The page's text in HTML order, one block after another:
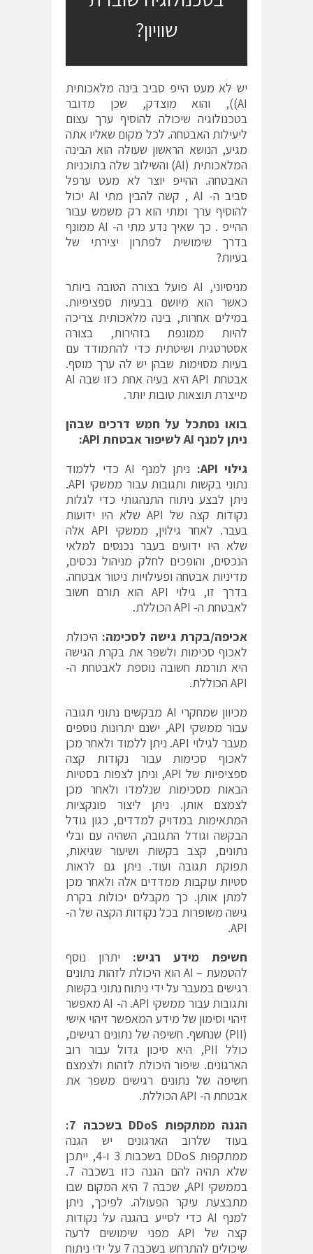
שוויון?
יש לא מעט הייפ סביב בינה מלאכותית
AI)), והוא מוצדק, שכן מדובר
בטכנולוגיה שיכולה להוסיף ערך עצום
ליעילות האבטחה. לכל מקום שאליו אתה
מגיע, הנושא הראשון שעולה הוא הבינה
המלאכותית (AI) והשילוב שלה בתוכניות
האבטחה. ההייפ יוצר לא מעט ערפל
סביב ה- AI , קשה להבין מתי AI יכול
להוסיף ערך ומתי הוא רק משמש עבור
ההייפ . כך שאיך נדע מתי ה- AI ממונף
בדרך שימושית לפתרון יצירתי של
בעיות?
מניסיוני, AI פועל בצורה הטובה ביותר
כאשר הוא מיושם בבעיות ספציפיות.
במילים אחרות, בינה מלאכותית צריכה
להיות ממונפת בזהירות, בצורה
אסטרטגית ושיטתית כדי להתמודד עם
בעיות מסוימות שבהן יש לה ערך מוסף.
אבטחת API היא בעיה אחת כזו שבה AI
מייצרת תוצאות טובות יותר.
בואו נסתכל על חמש דרכים שבהן
ניתן למנף AIלשיפור אבטחת API
:
גילוי API
:
ניתן למנף AI כדי ללמוד
נתוני בקשות ותגובות עבור ממשקי API.
ניתן לבצע ניתוח התנהגותי כדי לגלות
נקודות קצה של API שלא היו ידועות
בעבר. לאחר גילוין, ממשקי API אלה
שלא היו ידועים בעבר נכנסים למלאי
הנכסים, והופכים לחלק מניהול נכסים,
מדיניות אבטחה ופעילויות ניטור אבטחה.
בדרך זו, גילוי API הוא תורם חשוב
לאבטחת ה- API הכוללת.
אכיפה/בקרת גישה לסכימה: היכולת
לאכוף סכימות ולשפר את בקרת הגישה
היא תורמת חשובה נוספת לאבטחת ה-
API הכוללת.
מכיוון שמחקרי AI מבקשים נתוני תגובה
עבור ממשקי API, ישנם יתרונות נוספים
מעבר לגילוי API. ניתן ללמוד ולאחר מכן
לאכוף סכימות עבור נקודות קצה
ספציפיות של API, וניתן לצפות בסטיות
הבאות מסכימות שנלמדו ולאחר מכן
לצמצם אותן. ניתן ליצור פונקציות
המתאימות במדויק למדדים, כגון גודל
הבקשה וגודל התגובה, השהיה עם ובלי
נתונים, קצב בקשות ושיעור שגיאות,
תפוקת תגובה ועוד. ניתן גם לראות
סטיות עוקבות ממדדים אלה ולאחר מכן
למתן אותן. כך מקבלים יכולות בקרת
גישה משופרות בכל נקודות הקצה של ה-
API.
חשיפת מידע רגיש: יתרון נוסף
להטמעת – AI הוא היכולת לזהות נתונים
רגישים במעבר על ידי ניתוח נתוני בקשות
ותגובות עבור ממשקי API. ה- AI מאפשר
זיהוי וסימון של מידע המאפשר זיהוי אישי
(PII) שנחשף. חשיפה של נתונים רגישים,
כולל PII, היא סיכון גדול עבור רוב
הארגונים. שיפור היכולת לזהות ולצמצם
חשיפה של נתונים רגישים משפר את
אבטחת ה- API הכוללת.
הגנה ממתקפות DDoS בשכבה 7:
בעוד שלרוב הארגונים יש הגנה
ממתקפות DDoS בשכבות 3 ו-4, ייתכן
שלא תהיה להם הגנה כזו בשכבה 7.
בממשקי API, שכבה 7 היא המקום שבו
מתבצעת עיקר הפעולה. לפיכך, ניתן
למנף AI כדי לסייע בהגנה על נקודות
קצה של API מפני שימושים לרעה
שיכולים להתרחש בשכבה 7 על ידי ניתוח